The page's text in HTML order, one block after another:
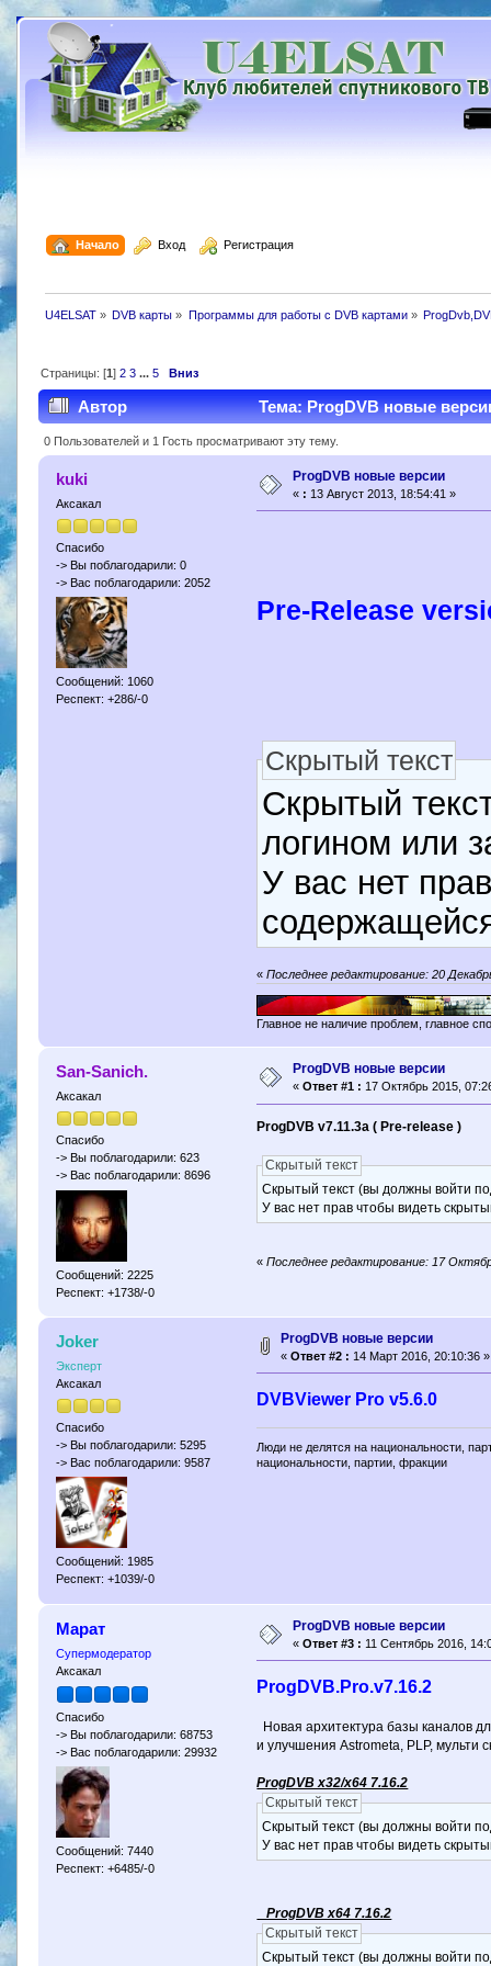
Начало Вход Регистрация
U4ELSAT» DVB карты » Программы для работы с DVB картами»
Страницы: [1] 2 3 ... 5 Вниз
Автор Тема: ProgDVB новые
0 Пользователей и 1 Гость просматривают эту тему.
kuki
Аксакал
Спасибо
-> Вы поблагодарили: 0
-> Вас поблагодарили: 2052
Сообщений: 1060
Респект: +286/-0
ProgDVB новые версии
« : 13 Август 2013, 18:54:41 »
Pre-Release
Скрытый текст
Скрытый
логином или
У вас нет
«Последнее редактирование: 20
Главное не наличие проблем, главное
San-Sanich.
Аксакал
Спасибо
-> Вы поблагодарили: 623
-> Вас поблагодарили: 8696
Сообщений: 2225
Респект: +1738/-0
ProgDVB новые версии
« Ответ #1 : 17 Октябрь 2015,
ProgDVB v7.11.3a ( Pre-release )
Скрытый текст
Скрытый текст (вы должны войти
У вас нет прав чтобы видеть
«Последнее редактирование: 17
Joker
Эксперт
Аксакал
Спасибо
-> Вы поблагодарили: 5295
-> Вас поблагодарили: 9587
Сообщений: 1985
Респект: +1039/-0
ProgDVB новые версии
« Ответ #2 : 14 Март 2016, 20:10:36 »
DVBViewer Pro v5.6.0
Люди не делятся на национальности,
национальности, партии, фракции
Марат
Супермодератор
Аксакал
Спасибо
-> Вы поблагодарили: 68753
-> Вас поблагодарили: 29932
Сообщений: 7440
Респект: +6485/-0
ProgDVB новые версии
« Ответ #3 : 11 Сентябрь 2016,
ProgDVB.Pro.v7.16.2
Новая архитектура базы каналов
и улучшения Astrometa, PLP, мульти
ProgDVB x32/x64 7.16.2
Скрытый текст
Скрытый текст (вы должны войти
У вас нет прав чтобы видеть
ProgDVB x64 7.16.2
Скрытый текст
Скрытый текст (вы должны войти